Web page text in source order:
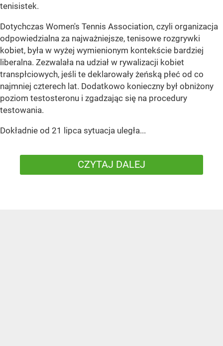
tenisistek.
Dotychczas Women's Tennis Association, czyli organizacja
odpowiedzialna za najważniejsze, tenisowe rozgrywki
kobiet, była w wyżej wymienionym kontekście bardziej
liberalna. Zezwalała na udział w rywalizacji kobiet
transpłciowych, jeśli te deklarowały żeńską płeć od co
najmniej czterech lat. Dodatkowo konieczny był obniżony
poziom testosteronu i zgadzając się na procedury
testowania.
Dokładnie od 21 lipca sytuacja uległa...
CZYTAJ DALEJ